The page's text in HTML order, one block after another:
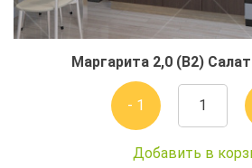
Маргарита 2,0 (В2)
- 1
Добавить в